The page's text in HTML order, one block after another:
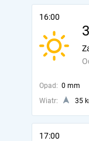
16:00
Opad: 0 mm
Wiatr:
35
17:00